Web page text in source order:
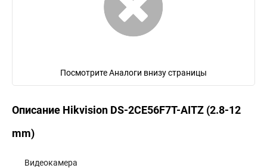
Посмотрите Аналоги внизу страницы
Описание Hikvision DS-2CE56F7T-AITZ (2.8-12
mm)
Видеокамера